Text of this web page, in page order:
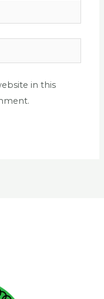
in this